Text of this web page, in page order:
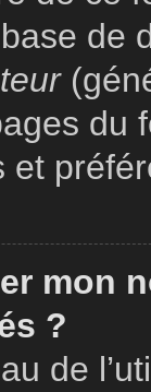
de
du
et
mon
?
de